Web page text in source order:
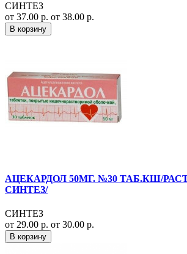
СИНТЕЗ
от 37.00 р. от 38.00 р.
В корзину
АЦЕКАРДОЛ 50МГ. №30 ТАБ.КШ/
СИНТЕЗ/
СИНТЕЗ
от 29.00 р. от 30.00 р.
В корзину